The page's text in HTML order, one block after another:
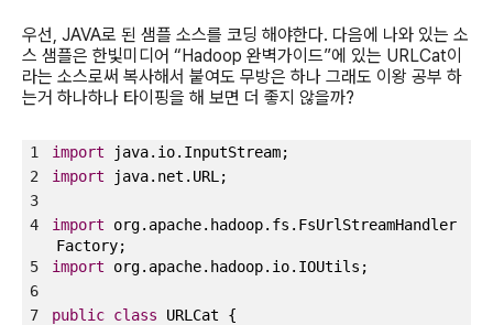
우선, JAVA로 된 샘플 소스를 코딩 해야한다. 다음에 나와 있는 소
스 샘플은 한빛미디어 “Hadoop 완벽가이드”에 있는 URLCat이
라는 소스로써 복사해서 붙여도 무방은 하나 그래도 이왕 공부 하
는거 하나하나 타이핑을 해 보면 더 좋지 않을까?
1 import java.io.InputStream;
2
import java.net.URL;
3
4
import org.apache.hadoop.fs.FsUrlStreamHandler
Factory;
5
import org.apache.hadoop.io.IOUtils;
6
7
public class URLCat {